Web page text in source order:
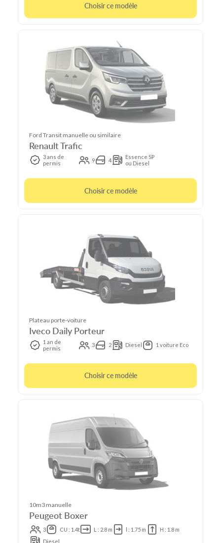
Choisir ce modèle
Ford Transit manuelle ou similaire
Renault Trafic
3 ans de
permis
9 4
Essence SP
ou Diesel
Choisir ce modèle
Plateau porte-voiture
Iveco Daily Porteur
1 an de
permis
3 2 Diesel 1 voiture Eco
Choisir ce modèle
10m3 manuelle
Peugeot Boxer
3 CU : 1.4t L : 2.8 m l : 1.75 m
H : 1.8 m
Diesel